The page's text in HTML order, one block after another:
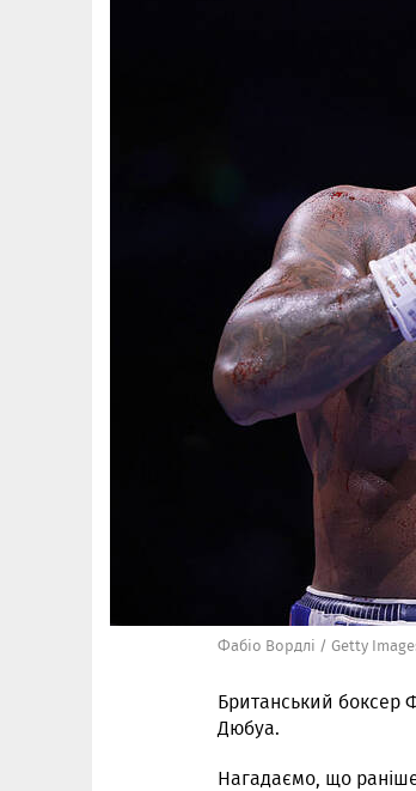
Фабіо Вордлі / Getty
Британський боксер
Дюбуа.
Нагадаємо, що